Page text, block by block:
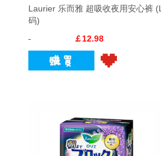
Laurier 乐而雅 超吸收夜用安心裤 (L
码)
￡12.98